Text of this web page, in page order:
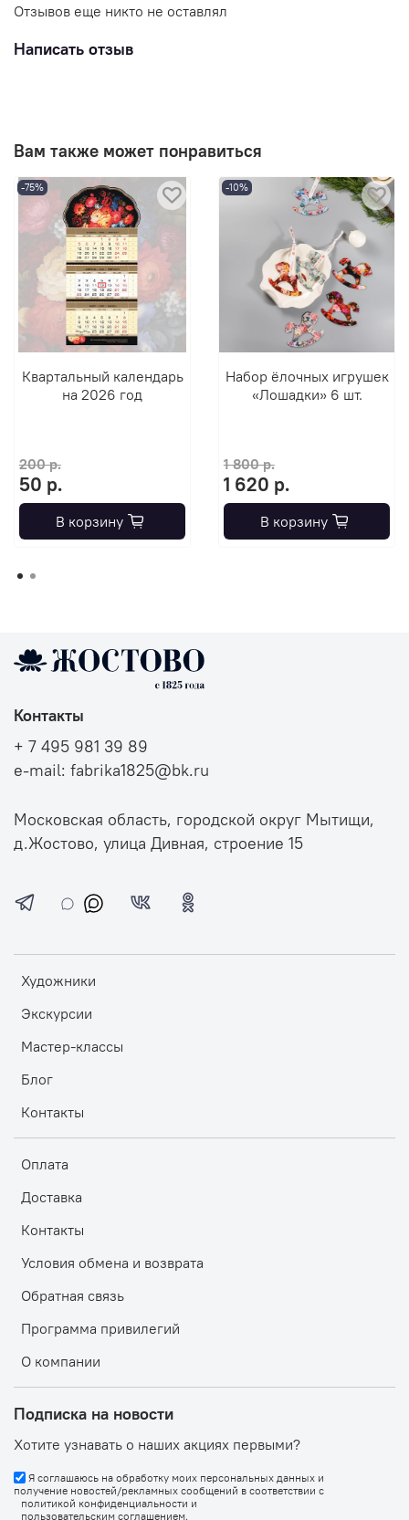
Отзывов еще никто не оставлял
Написать отзыв
Вам также может понравиться
-75%
Квартальный календарь
на 2026 год
200 р.
50 р.
В корзину
-10%
Набор ёлочных игрушек
«Лошадки» 6 шт.
1 800 р.
1 620 р.
В корзину
Художники
Экскурсии
Мастер-классы
Блог
Контакты
Оплата
Доставка
Контакты
Условия обмена и возврата
Обратная связь
Программа привилегий
О компании
Подписка на новости
Хотите узнавать о наших акциях первыми?
Я соглашаюсь на обработку моих персональных данных и
получение новостей/рекламных сообщений в соответствии с
политикой конфиденциальности и
пользовательским соглашением.
Контакты
+ 7 495 981 39 89
e-mail: fabrika1825@bk.ru
Московская область, городской округ Мытищи,
д.Жостово, улица Дивная, строение 15